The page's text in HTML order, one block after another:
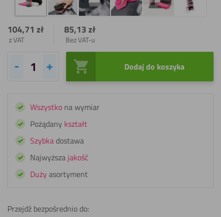
104,71 zł
z VAT
85,13zł
Bez VAT-u
ilość
do
czyszczenia
HPL
Freshwash
Dodaj do koszyka
Wszystko na wymiar
Pożądany kształt
Szybka dostawa
Najwyższa jakość
Dużyasortyment
Przejdź bezpośrednio do: